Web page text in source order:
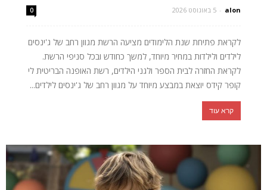
alon
- 5 באוגוסט 2026 0
לקראת פתיחת שנת הלימודים מציעה הרשת מגוון רחב של ג'ינסים
לילדים ולילדות במחיר מיוחד, למשך כחודש ובכל סניפי הרשת.
לקראת החזרה לבית הספר ולגני הילדים, רשת האופנה הבריטית לי
קופר קידס יוצאת במבצע מיוחד על מגוון רחב של ג'ינסים לילדים...
קרא עוד